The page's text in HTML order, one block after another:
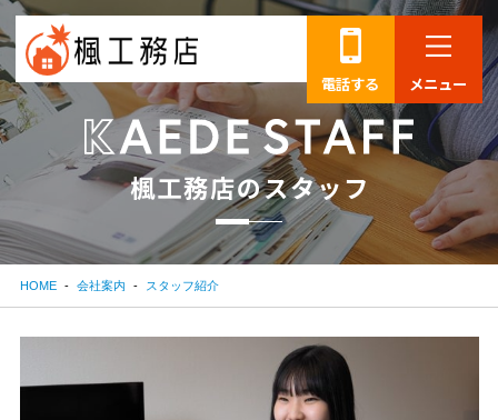
電話する メニュー
楓工務店のスタッフ
HOME 会社案内 スタッフ紹介